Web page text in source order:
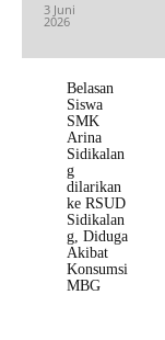
3 Juni
2026
Belasan
Siswa
SMK
Arina
Sidikalan
g
dilarikan
ke RSUD
Sidikalan
g, Diduga
Akibat
Konsumsi
MBG